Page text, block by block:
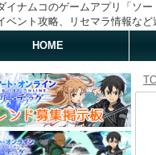
イナムコのゲームアプリ「ソ
ベント攻略、リセマラ情報など
HOME